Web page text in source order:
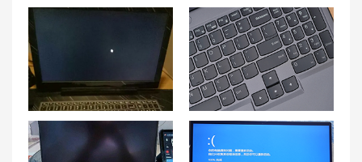
解决联想小新Air14黑屏无法唤醒的问题原因 联想拯救者R9000P音量键没法用？联想拯救者键盘音量键按了为什么没反应的解决方法